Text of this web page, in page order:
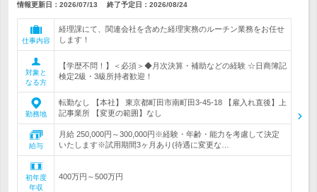
情報更新日：2026/07/13 終了予定日： 2026/08/24
仕事内容
経理課にて、関連会社を含めた経理実務のルーチン業務をお任せ
します！
対象と
なる方
【学歴不問！】＜必須＞◆月次決算・補助などの経験 ☆日商簿記
検定2級・3級所持者歓迎！
勤務地
転勤なし 【本社】 東京都町田市南町田3-45-18 【雇入れ直後】上
記事業所 【変更の範囲】なし
給与
月給 250,000円～300,000円※経験・年齢・能力を考慮して決定
いたします※試用期間3ヶ月あり(待遇に変更な…
初年度
年収
400万円～500万円